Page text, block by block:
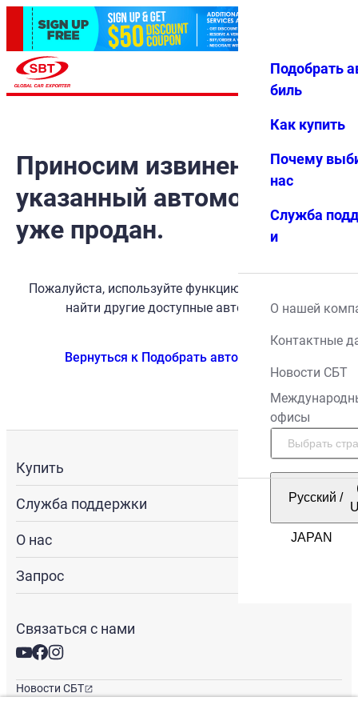
Избранн
Меню
Подобрать
биль
Как купить
Почему
нас
Служба
и
О нашей
Контактные
Новости СБТ
офисы
Русский /
Приносим извинения, но
указанный автомобиль
уже продан.
Пожалуйста, используйте функцию поиска, чтобы
найти другие доступные автомобили.
Вернуться к Подобрать автомобиль
Купить
Служба поддержки
О нас
Запрос
Связаться с нами
Новости СБТ